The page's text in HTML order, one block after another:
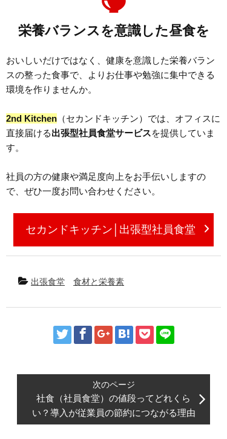
栄養バランスを意識した昼食を
おいしいだけではなく、健康を意識した栄養バラン
スの整った食事で、よりお仕事や勉強に集中できる
環境を作りませんか。
2nd Kitchen （セカンドキッチン）では、オフィスに
直接届ける出張型社員食堂サービスを提供していま
す。
社員の方の健康や満足度向上をお手伝いしますの
で、ぜひ一度お問い合わせください。
セカンドキッチン│出張型社員食堂
出張食堂 食材と栄養素
社食（社員食堂）の値段ってどれくら
い？導入が従業員の節約につながる理由